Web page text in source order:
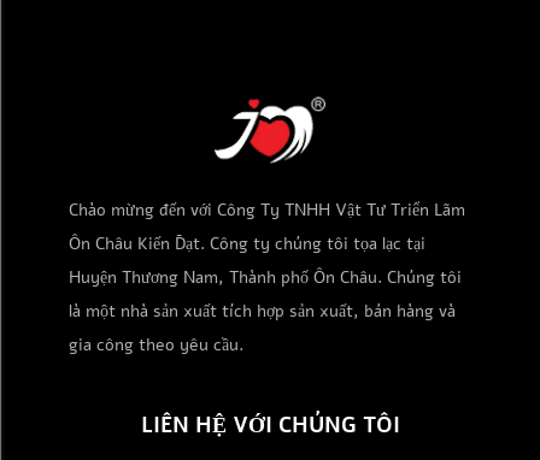
Chào mừng đến với Công Ty TNHH Vật Tư Triển Lãm
Ôn Châu Kiến Đạt. Công ty chúng tôi tọa lạc tại
Huyện Thương Nam, Thành phố Ôn Châu. Chúng tôi
là một nhà sản xuất tích hợp sản xuất, bán hàng và
gia công theo yêu cầu.
LIÊN HỆ VỚI CHÚNG TÔI